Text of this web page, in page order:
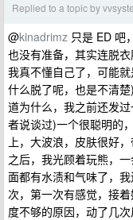
Replied to a topic by
@kinadrimz 只是 ED 吧
也没有准备，其实连脱
我真不懂自己了，可能
什么脱了呢，也是不清
道为什么，我之前还发
者说谈过)一个很聪明的
上，大波浪，皮肤很好
之后，我光顾着玩熊，
面都有水渍和气味了，
次，第一次有感觉，接
度不够的原因，动了几